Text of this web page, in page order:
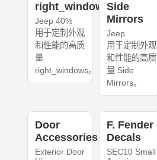
right_windows
Jeep 40%
用于定制外观
和性能的高质
量
right_windows。
Side
Mirrors
Jeep
用于定制外观
和性能的高质
量 Side
Mirrors。
Door
Accessories
Exterior Door
F. Fender
Decals
SEC10 Small